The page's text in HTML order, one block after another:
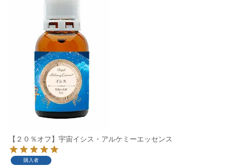
【２０％オフ】宇宙イシス・アルケミーエッセンス
購入者